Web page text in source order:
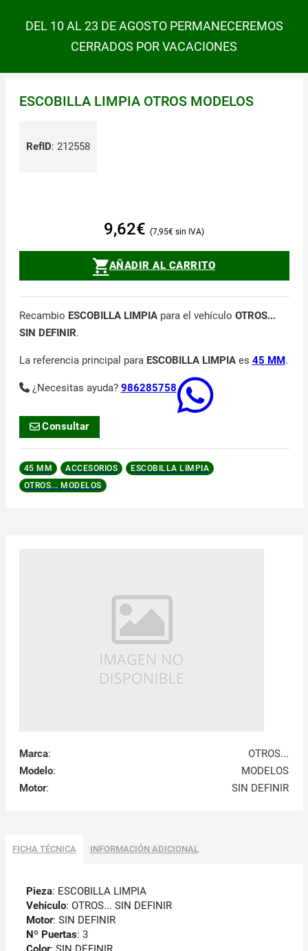
DEL 10 AL 23 DE AGOSTO PERMANECEREMOS
CERRADOS POR VACACIONES
ESCOBILLA LIMPIA OTROS MODELOS
RefID: 212558
9,62€ 7,95€
AÑADIR AL CARRITO
Recambio ESCOBILLA LIMPIApara el vehículo OTROS...
SIN DEFINIR.
La referencia principal para ESCOBILLA LIMPIAes 45 MM.
¿Necesitas ayuda? 986285758
Consultar
45 MM ACCESORIOS
ESCOBILLA LIMPIA
OTROS... MODELOS
Marca:
OTROS...
Modelo:
MODELOS
Motor: SIN DEFINIR
FICHA TÉCNICA INFORMACIÓN ADICIONAL
Pieza: ESCOBILLA LIMPIA
Vehículo: OTROS... SIN DEFINIR
Motor: SIN DEFINIR
Nº Puertas: 3